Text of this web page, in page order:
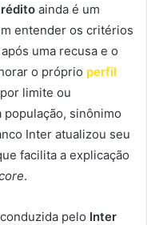
ainda é um
entender os critérios
uma recusa e o
o próprio perfil
limite ou
população, sinônimo
Inter atualizou seu
facilita a explicação
.
pelo Inter